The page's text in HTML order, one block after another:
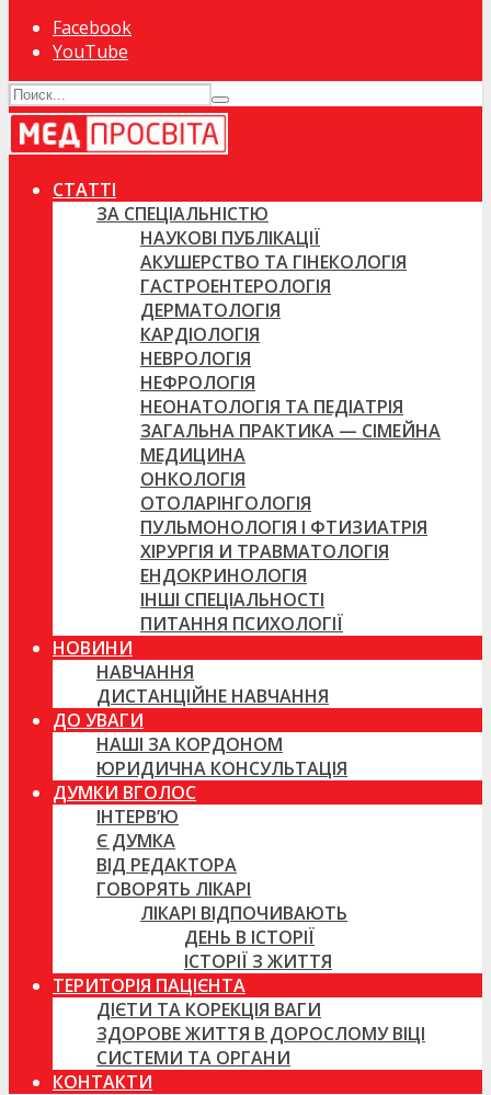
Facebook
YouTube
СТАТТІ
ЗА СПЕЦІАЛЬНІСТЮ
НАУКОВІ ПУБЛІКАЦІЇ
АКУШЕРСТВО ТА ГІНЕКОЛОГІЯ
ГАСТРОЕНТЕРОЛОГІЯ
ДЕРМАТОЛОГІЯ
КАРДІОЛОГІЯ
НЕВРОЛОГІЯ
НЕФРОЛОГІЯ
НЕОНАТОЛОГІЯ ТА ПЕДІАТРІЯ
ЗАГАЛЬНА ПРАКТИКА — СІМЕЙНА
МЕДИЦИНА
ОНКОЛОГІЯ
ОТОЛАРІНГОЛОГІЯ
ПУЛЬМОНОЛОГІЯ І ФТИЗИАТРІЯ
ХІРУРГІЯ И ТРАВМАТОЛОГІЯ
ЕНДОКРИНОЛОГІЯ
ІНШІ СПЕЦІАЛЬНОСТІ
ПИТАННЯ ПСИХОЛОГІЇ
НОВИНИ
НАВЧАННЯ
ДИСТАНЦІЙНЕ НАВЧАННЯ
ДО УВАГИ
НАШІ ЗА КОРДОНОМ
ЮРИДИЧНА КОНСУЛЬТАЦІЯ
ДУМКИ ВГОЛОС
ІНТЕРВ’Ю
Є ДУМКА
ВІД РЕДАКТОРА
ГОВОРЯТЬ ЛІКАРІ
ЛІКАРІ ВІДПОЧИВАЮТЬ
ДЕНЬ В ІСТОРІЇ
ІСТОРІЇ З ЖИТТЯ
ТЕРИТОРІЯ ПАЦІЄНТА
ДІЄТИ ТА КОРЕКЦІЯ ВАГИ
ЗДОРОВЕ ЖИТТЯ В ДОРОСЛОМУ ВІЦІ
СИСТЕМИ ТА ОРГАНИ
КОНТАКТИ